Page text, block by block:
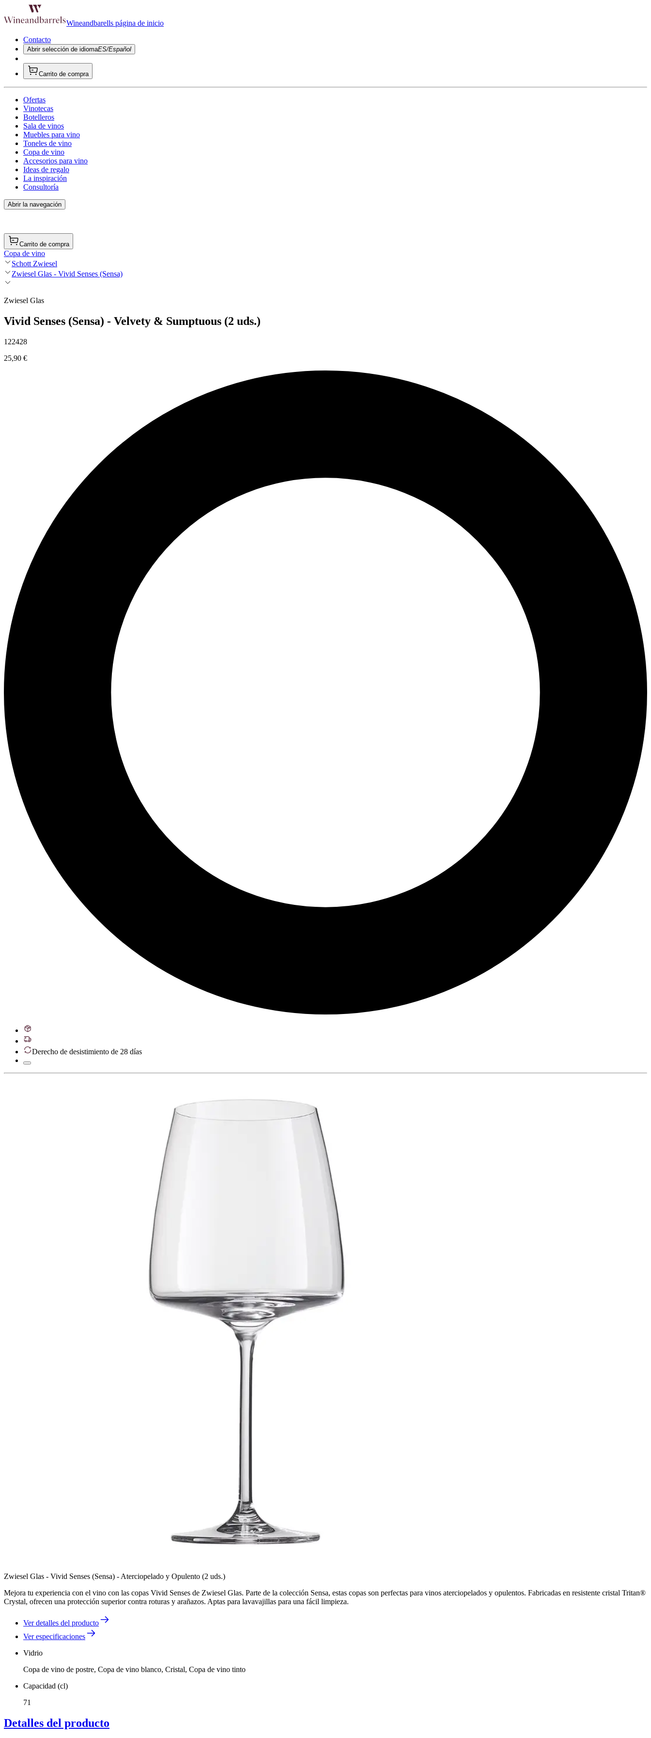
Wineandbarells página de inicio
Contacto
Abrir selección de idiomaES/Español
Carrito de compra
Ofertas
Vinotecas
Botelleros
Sala de vinos
Muebles para vino
Toneles de vino
Copa de vino
Accesorios para vino
Ideas de regalo
La inspiración
Consultoría
Abrir la navegación
Carrito de compra
Copa de vino
Schott Zwiesel
Zwiesel Glas - Vivid Senses (Sensa)
Zwiesel Glas
Vivid Senses (Sensa) - Velvety & Sumptuous (2 uds.)
122428
25,90 €
Derecho de desistimiento de 28 días
Zwiesel Glas - Vivid Senses (Sensa) - Aterciopelado y Opulento (2 uds.)
Mejora tu experiencia con el vino con las copas Vivid Senses de Zwiesel Glas. Parte de la colección Sensa, estas copas son perfectas para vinos aterciopelados y opulentos. Fabricadas en resistente cristal Tritan®
Crystal, ofrecen una protección superior contra roturas y arañazos. Aptas para lavavajillas para una fácil limpieza.
Ver detalles del producto
Ver especificaciones
Vidrio
Copa de vino de postre, Copa de vino blanco, Cristal, Copa de vino tinto
Capacidad (cl)
71
Detalles del producto